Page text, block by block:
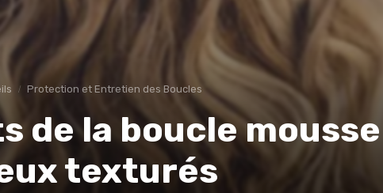
Protection et Entretien des Boucles
de la boucle mousse
texturés